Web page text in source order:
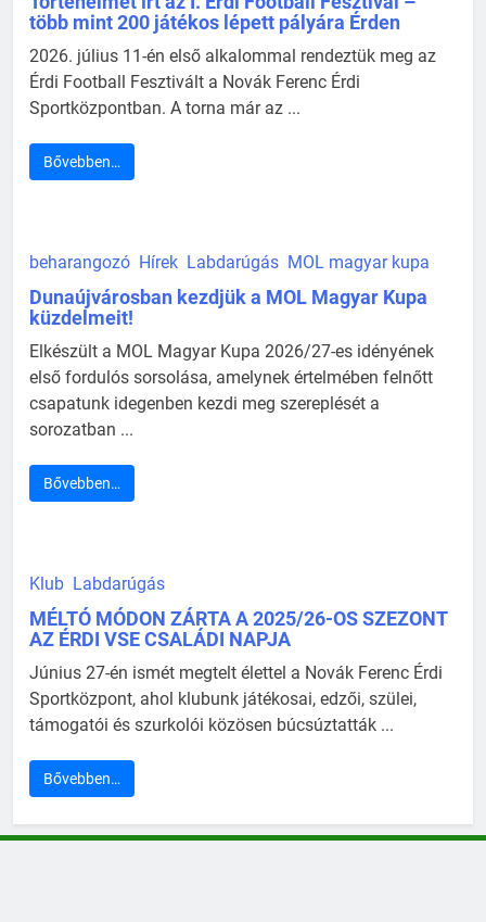
több mint 200 játékos lépett pályára Érden
2026. július 11-én első alkalommal rendeztük meg az
Érdi Football Fesztivált a Novák Ferenc Érdi
Sportközpontban. A torna már az ...
Bővebben…
beharangozó Hírek Labdarúgás MOL magyar kupa
Dunaújvárosban kezdjük a MOL Magyar Kupa
küzdelmeit!
Elkészült a MOL Magyar Kupa 2026/27-es idényének
első fordulós sorsolása, amelynek értelmében felnőtt
csapatunk idegenben kezdi meg szereplését a
sorozatban ...
Bővebben…
Klub Labdarúgás
MÉLTÓ MÓDON ZÁRTA A 2025/26-OS SZEZONT
AZ ÉRDI VSE CSALÁDI NAPJA
Június 27-én ismét megtelt élettel a Novák Ferenc Érdi
Sportközpont, ahol klubunk játékosai, edzői, szülei,
támogatói és szurkolói közösen búcsúztatták ...
Bővebben…